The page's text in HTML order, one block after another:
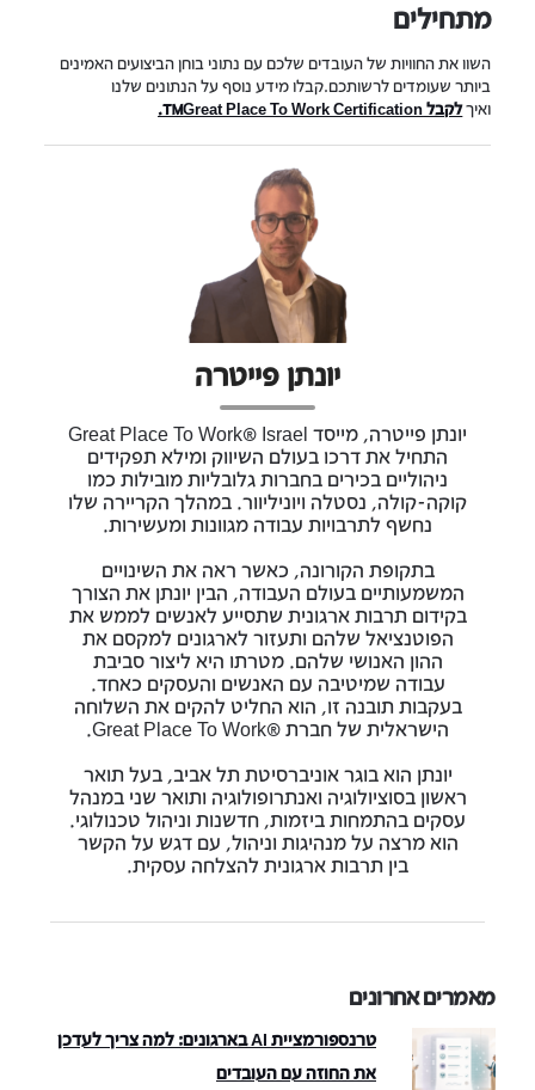
מתחילים
השוו את החוויות של העובדים שלכם עם נתוני בוחן הביצועים האמינים
ביותר שעומדים לרשותכם.קבלו מידע נוסף על הנתונים שלנו
ואיךלקבל Great Place To Work Certification™.
יונתן פייטרה
יונתן פייטרה, מייסד Great Place To Work® Israel
התחיל את דרכו בעולם השיווק ומילא תפקידים
ניהוליים בכירים בחברות גלובליות מובילות כמו
קוקה-קולה, נסטלה ויוניליוור. במהלך הקריירה שלו
נחשף לתרבויות עבודה מגוונות ומעשירות.
בתקופת הקורונה, כאשר ראה את השינויים
המשמעותיים בעולם העבודה, הבין יונתן את הצורך
בקידום תרבות ארגונית שתסייע לאנשים לממש את
הפוטנציאל שלהם ותעזור לארגונים למקסם את
ההון האנושי שלהם. מטרתו היא ליצור סביבת
עבודה שמיטיבה עם האנשים והעסקים כאחד.
בעקבות תובנה זו, הוא החליט להקים את השלוחה
הישראלית של חברת ®Great Place To Work.
יונתן הוא בוגר אוניברסיטת תל אביב, בעל תואר
ראשון בסוציולוגיה ואנתרופולוגיה ותואר שני במנהל
עסקים בהתמחות ביזמות, חדשנות וניהול טכנולוגי.
הוא מרצה על מנהיגות וניהול, עם דגש על הקשר
בין תרבות ארגונית להצלחה עסקית.
מאמרים אחרונים
טרנספורמציית AI בארגונים: למה צריך לעדכן
את החוזה עם העובדים